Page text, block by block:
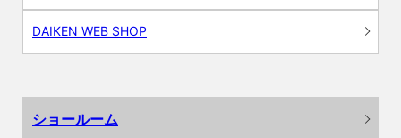
DAIKEN WEB SHOP
ショールーム